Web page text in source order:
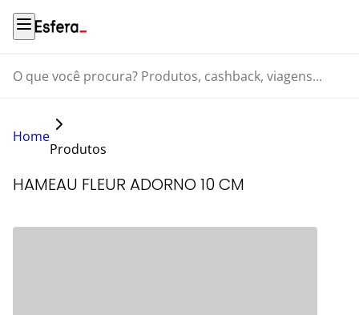
O que você procura? Produtos, cashback, viagens...
Home
Produtos
HAMEAU FLEUR ADORNO 10 CM